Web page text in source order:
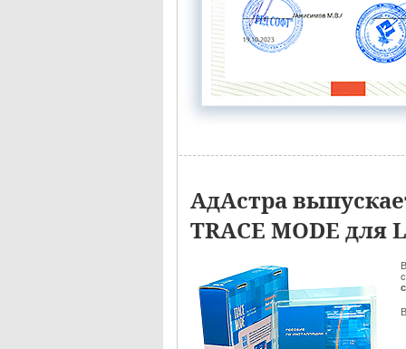
АдАстра
TRACE MODE для